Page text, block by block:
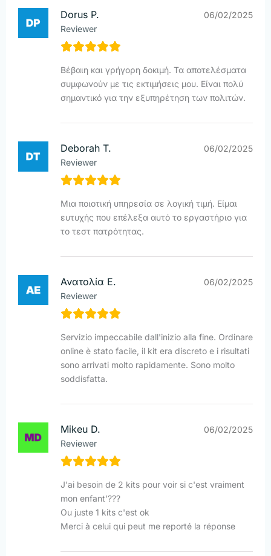
Dorus P.
Reviewer
06/02/2025
Βέβαιη και γρήγορη δοκιμή. Τα αποτελέσματα
συμφωνούν με τις εκτιμήσεις μου. Είναι πολύ
σημαντικό για την εξυπηρέτηση των πολιτών.
Deborah T.
Reviewer
06/02/2025
Μια ποιοτική υπηρεσία σε λογική τιμή. Είμαι
ευτυχής που επέλεξα αυτό το εργαστήριο για
το τεστ πατρότητας.
Ανατολία Ε.
Reviewer
06/02/2025
Servizio impeccabile dall'inizio alla fine. Ordinare
online è stato facile, il kit era discreto e i risultati
sono arrivati molto rapidamente. Sono molto
soddisfatta.
Mikeu D.
Reviewer
06/02/2025
J'ai besoin de 2 kits pour voir si c'est vraiment
mon enfant'???
Ou juste 1 kits c'est ok
Merci à celui qui peut me reporté la réponse